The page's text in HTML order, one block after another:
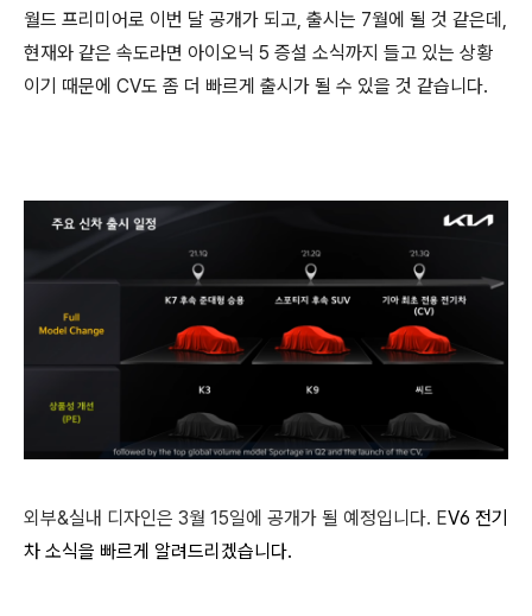
월드 프리미어로 이번 달 공개가 되고, 출시는 7월에 될 것 같은데,
현재와 같은 속도라면 아이오닉 5 증설 소식까지 들고 있는 상황
이기 때문에 CV도 좀 더 빠르게 출시가 될 수 있을 것 같습니다.
외부&실내 디자인은 3월 15일에 공개가 될 예정입니다. EV6 전기
차 소식을 빠르게 알려드리겠습니다.